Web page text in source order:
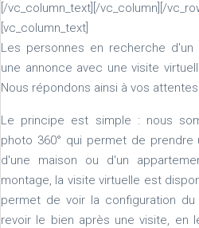
[/vc_column_text][/vc_column][/
[vc_column_text]
Les personnes en recherche
une annonce avec une visite
Nous répondons ainsi à vos attentes
Le principe est simple : nous
photo 360° qui permet de
d'une maison ou d'un
montage, la visite virtuelle est
permet de voir la configuration
revoir le bien après une visite, en